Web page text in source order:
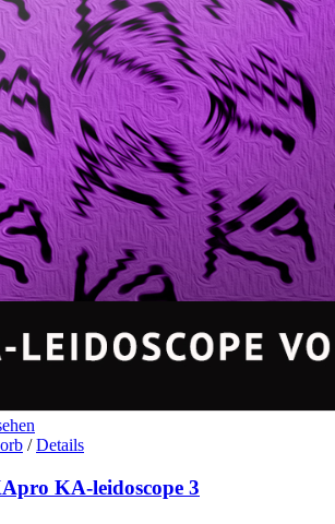
/ Details
KA-leidoscope 3